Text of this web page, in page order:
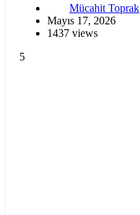
Mücahit Toprak
Mayıs 17, 2026
1437 views
5